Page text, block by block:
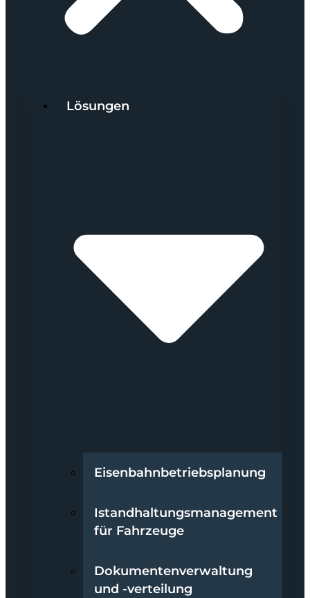
Lösungen
Eisenbahnbetriebsplanung
Istandhaltungsmanagement
für Fahrzeuge
Dokumentenverwaltung
und -verteilung